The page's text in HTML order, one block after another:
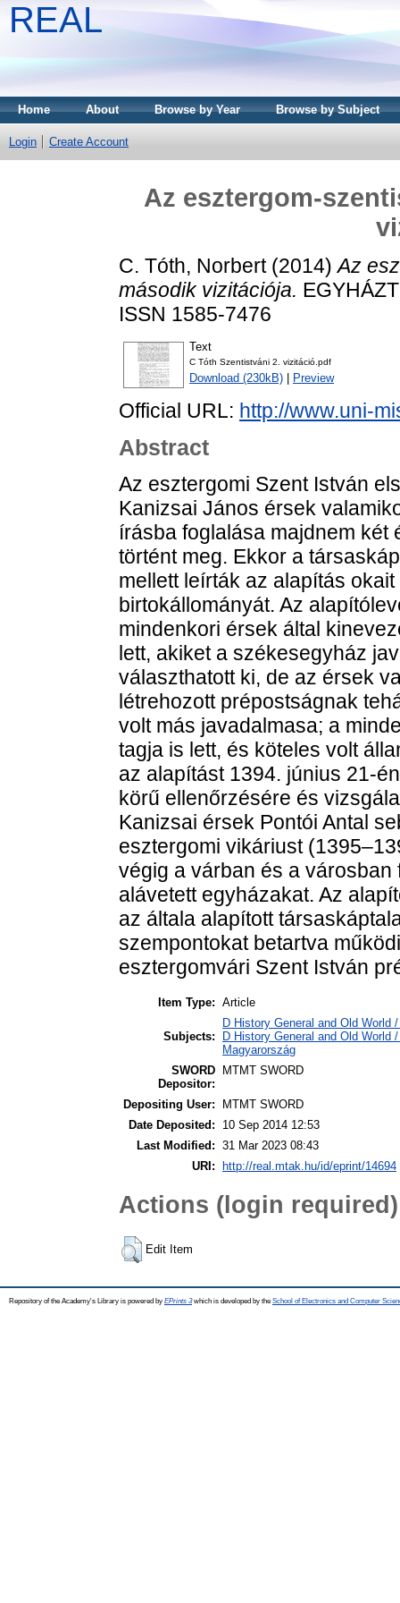
REAL
Home About Browse by Year Browse by Subject
Login Create Account
Az esztergom-
C. Tóth, Norbert(2014)Az
második vizitációja.
ISSN 1585-7476
Text
C Tóth Szentistváni 2. vizitáció.pdf
Download (230kB) Preview
Official URL: http://www.uni-
Abstract
Az esztergomi Szent István
Kanizsai János érsek
írásba foglalása majdnem két
történt meg. Ekkor a
mellett leírták az alapítás
birtokállományát. Az
mindenkori érsek által
lett, akiket a székesegyház
választhatott ki, de az érsek
létrehozott prépostságnak
volt más javadalmasa; a
tagja is lett, és köteles volt
az alapítást 1394. június 21-
körű ellenőrzésére és
Kanizsai érsek Pontói Antal
esztergomi vikáriust
végig a várban és a
alávetett egyházakat. Az
az általa alapított
szempontokat betartva
esztergomvári Szent István
Item Type: Article
Subjects:
D History General and Old World
D History General and Old World
Magyarország
SWORD
Depositor:
MTMT SWORD
Depositing User:
MTMT SWORD
Date Deposited:
10 Sep 2014 12:53
Last Modified: 31 Mar 2023 08:43
URI:
http://real.mtak.hu/id/eprint/14694
Actions (login required)
Edit Item
Repository of the Academy's Library is powered by EPrints 3which is developed by the School of Electronics and Computer